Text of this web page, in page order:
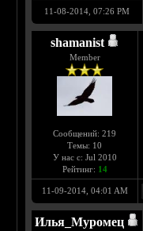
11-08-2014, 07:26 PM
shamanist
Member
Сообщений: 219
Темы: 10
У нас с: Jul 2010
Рейтинг: 14
11-09-2014, 04:01 AM
Илья_Муромец